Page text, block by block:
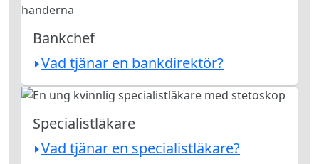
Bankchef
Vad tjänar en bankdirektör?
Specialistläkare
Vad tjänar en specialistläkare?